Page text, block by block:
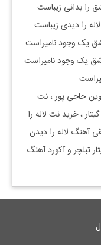
را بدانی زیباست
را دیدی زیباست
یک وجود نامیراست
یک وجود نامیراست
حاجی پور، نت
، خرید نت لاله را
آهنگ لاله را دیدن
تبلچر و آکورد آهنگ